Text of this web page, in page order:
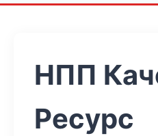
НПП
Ресурс